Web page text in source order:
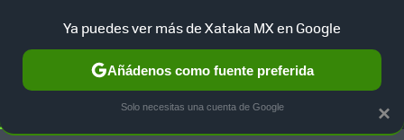
SELECCIÓN GAMING HOME AUTO TERRITORIO
×
Ya puedes ver más de Xataka MX en Google
Añádenos como fuente preferida
Solo necesitas una cuenta de Google